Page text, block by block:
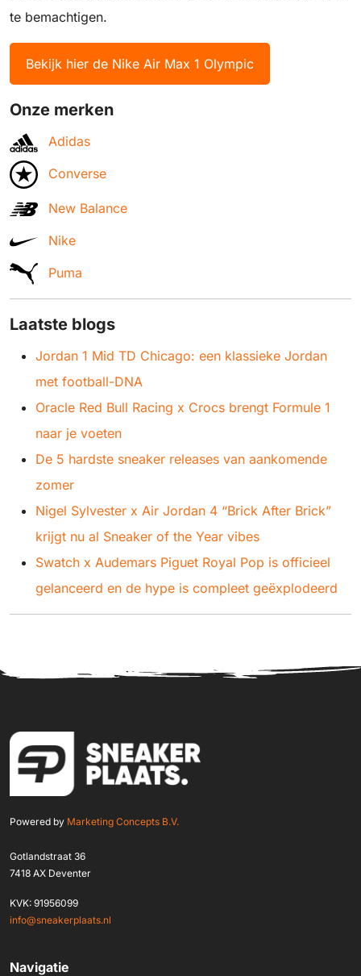
te bemachtigen.
Bekijk hier de Nike Air Max 1 Olympic
Onze merken
Adidas
Converse
New Balance
Nike
Puma
Laatste blogs
Jordan 1 Mid TD Chicago: een klassieke Jordan
met football-DNA
Oracle Red Bull Racing x Crocs brengt Formule 1
naar je voeten
De 5 hardste sneaker releases van aankomende
zomer
Nigel Sylvester x Air Jordan 4 “Brick After Brick”
krijgt nu al Sneaker of the Year vibes
Swatch x Audemars Piguet Royal Pop is officieel
gelanceerd en de hype is compleet geëxplodeerd
Powered by Marketing Concepts B.V.
Gotlandstraat 36
7418 AX Deventer
KVK: 91956099
info@sneakerplaats.nl
Navigatie